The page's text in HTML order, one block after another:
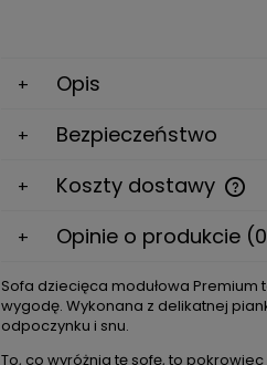
Opis
Bezpieczeństwo
Koszty dostawy
Opinie o produkcie
Sofa dziecięca modułowa Premium
wygodę. Wykonana z delikatnej
odpoczynku i snu.
To, co wyróżnia tę sofę, to